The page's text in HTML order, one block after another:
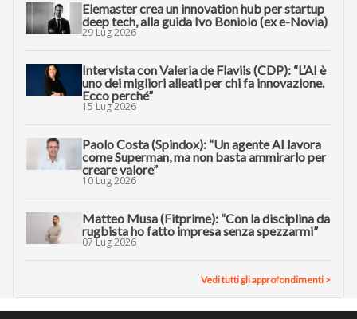
Elemaster crea un innovation hub per startup
deep tech, alla guida Ivo Boniolo (ex e-Novia)
29 Lug 2026
Intervista con Valeria de Flaviis (CDP): “L’AI è
uno dei migliori alleati per chi fa innovazione.
Ecco perché”
15 Lug 2026
Paolo Costa (Spindox): “Un agente AI lavora
come Superman, ma non basta ammirarlo per
creare valore”
10 Lug 2026
Matteo Musa (Fitprime): “Con la disciplina da
rugbista ho fatto impresa senza spezzarmi”
07 Lug 2026
Vedi tutti gli approfondimenti >